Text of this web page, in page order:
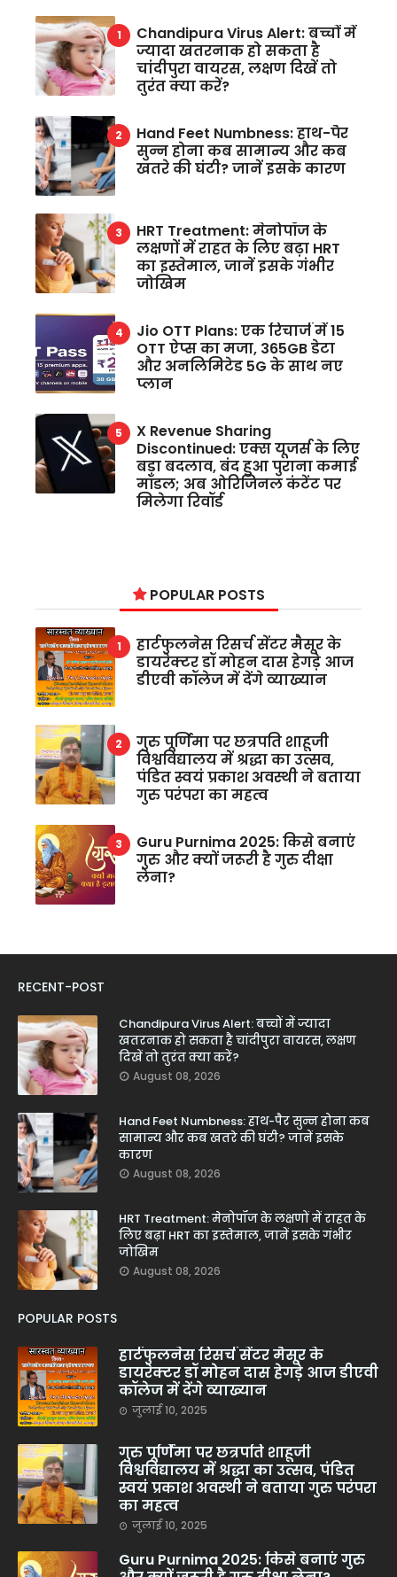
Chandipura Virus Alert: बच्चों में
ज्यादा खतरनाक हो सकता है
चांदीपुरा वायरस, लक्षण दिखें तो
तुरंत क्या करें?
Hand Feet Numbness: हाथ-पैर
सुन्न होना कब सामान्य और कब
खतरे की घंटी? जानें इसके कारण
HRT Treatment: मेनोपॉज के
लक्षणों में राहत के लिए बढ़ा HRT
का इस्तेमाल, जानें इसके गंभीर
जोखिम
Jio OTT Plans: एक रिचार्ज में 15
OTT ऐप्स का मजा, 365GB डेटा
और अनलिमिटेड 5G के साथ नए
प्लान
X Revenue Sharing
Discontinued: एक्स यूजर्स के लिए
बड़ा बदलाव, बंद हुआ पुराना कमाई
मॉडल; अब ओरिजिनल कंटेंट पर
मिलेगा रिवॉर्ड
POPULAR POSTS
हार्टफुलनेस रिसर्च सेंटर मैसूर के
डायरेक्टर डॉ मोहन दास हेगड़े आज
डीएवी कॉलेज में देंगे व्याख्यान
गुरु पूर्णिमा पर छत्रपति शाहूजी
विश्वविद्यालय में श्रद्धा का उत्सव,
पंडित स्वयं प्रकाश अवस्थी ने बताया
गुरु परंपरा का महत्व
Guru Purnima 2025: किसे बनाएं
गुरु और क्यों जरूरी है गुरु दीक्षा
लेना?
RECENT-POST
Chandipura Virus Alert: बच्चों में ज्यादा
खतरनाक हो सकता है चांदीपुरा वायरस, लक्षण
दिखें तो तुरंत क्या करें?
August 08, 2026
Hand Feet Numbness: हाथ-पैर सुन्न होना कब
सामान्य और कब खतरे की घंटी? जानें इसके
कारण
August 08, 2026
HRT Treatment: मेनोपॉज के लक्षणों में राहत के
लिए बढ़ा HRT का इस्तेमाल, जानें इसके गंभीर
जोखिम
August 08, 2026
POPULAR POSTS
हार्टफुलनेस रिसर्च सेंटर मैसूर के
डायरेक्टर डॉ मोहन दास हेगड़े आज डीएवी
कॉलेज में देंगे व्याख्यान
जुलाई 10, 2025
गुरु पूर्णिमा पर छत्रपति शाहूजी
विश्वविद्यालय में श्रद्धा का उत्सव, पंडित
स्वयं प्रकाश अवस्थी ने बताया गुरु परंपरा
का महत्व
जुलाई 10, 2025
Guru Purnima 2025: किसे बनाएं गुरु